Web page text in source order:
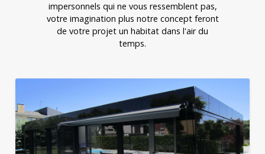
impersonnels qui ne vous ressemblent pas,
votre imagination plus notre concept feront
de votre projet un habitat dans l'air du
temps.